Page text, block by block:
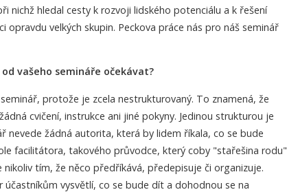
nichž hledal cesty k rozvoji lidského potenciálu a k řešení
opravdu velkých skupin. Peckova práce nás pro náš seminář
vašeho semináře očekávat?
protože je zcela nestrukturovaný. To znamená, že
cvičení, instrukce ani jiné pokyny. Jedinou strukturou je
nevede žádná autorita, která by lidem říkala, co se bude
facilitátora, takového průvodce, který coby "stařešina rodu"
tím, že něco předříkává, předepisuje či organizuje.
účastníkům vysvětlí, co se bude dít a dohodnou se na